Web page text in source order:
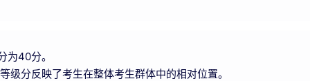
为40分。
分反映了考生在整体考生群体中的相对位置。